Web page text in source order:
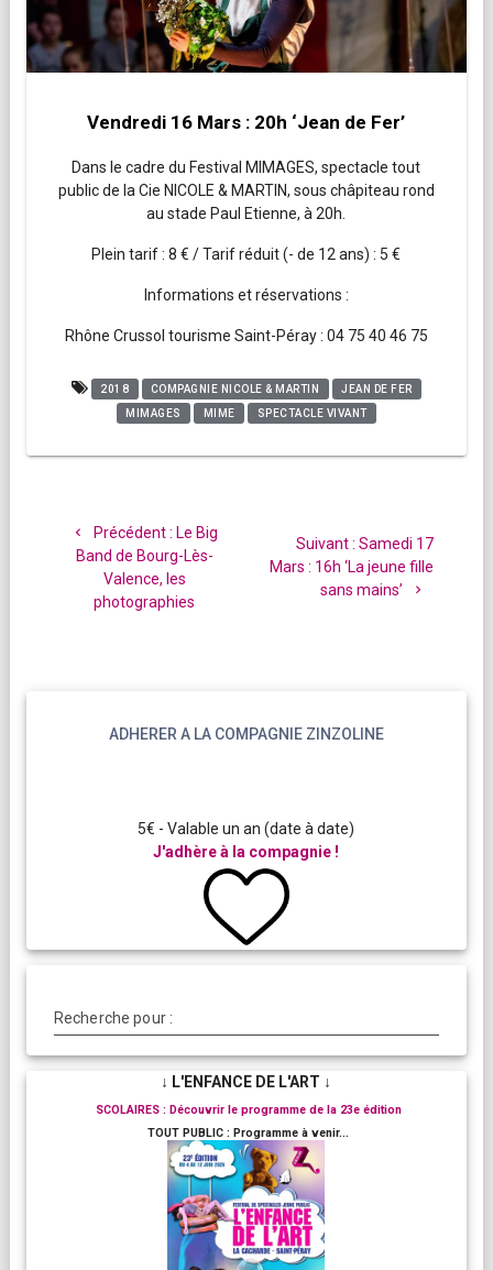
Vendredi 16 Mars : 20h ‘Jean de Fer’
Dans le cadre du Festival MIMAGES, spectacle tout
public de la Cie NICOLE & MARTIN, sous châpiteau rond
au stade Paul Etienne, à 20h.
Plein tarif : 8 € / Tarif réduit (- de 12 ans) : 5 €
Informations et réservations :
Rhône Crussol tourisme Saint-Péray : 04 75 40 46 75
2018 COMPAGNIE NICOLE & MARTIN
JEAN DE FER
MIMAGES
MIME SPECTACLE VIVANT
l’article
Précédent : Article
précédent
:
Le Big
Band de Bourg-Lès-
Valence, les
photographies
Suivant : Article
suivant
:
Samedi 17
Mars : 16h ‘La jeune fille
sans mains’
ADHERER A LA COMPAGNIE ZINZOLINE
5€ - Valable un an (date à date)
J'adhère à la compagnie !
Recherche pour :
↓ L'ENFANCE DE L'ART ↓
SCOLAIRES : Découvrir le programme de la 23e édition
TOUT PUBLIC : Programme à venir...